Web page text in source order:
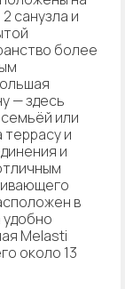
санузла и
более
— здесь
или
террасу и
и
в
удобно
Melasti
около 13